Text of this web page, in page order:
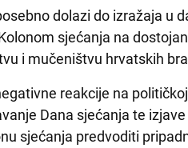
dolazi do izražaja u
sjećanja na
i mučeništvu hrvatskih
reakcije na
Dana sjećanja te
sjećanja predvoditi